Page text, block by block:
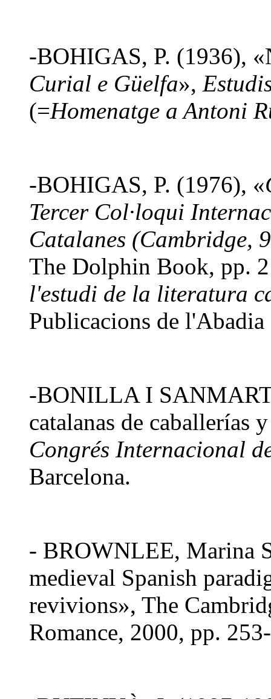
-BOHIGAS, P. (1936),
Curial e Güelfa»,
(=Homenatge a Antoni
-BOHIGAS, P. (1976), «
Tercer Col·loqui
Catalanes (Cambridge,
The Dolphin Book, pp.
l'estudi de la literatura
Publicacions de
-BONILLA I
catalanas de caballerías
Congrés Internacional
Barcelona.
- BROWNLEE, Marina
medieval Spanish
revivions», The
Romance, 2000, pp.